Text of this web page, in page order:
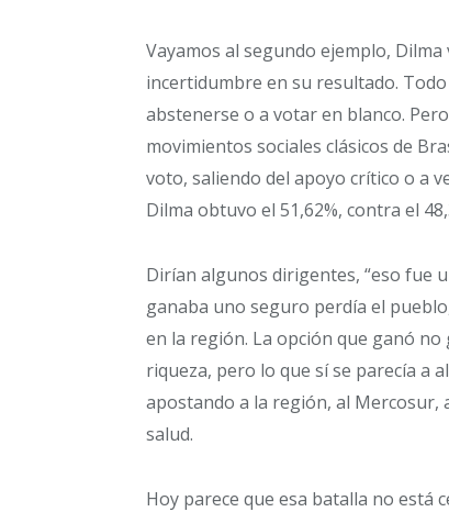
Vayamos al segundo ejemplo,
incertidumbre en su resultado.
abstenerse o a votar en blanco.
movimientos sociales clásicos de
voto, saliendo del apoyo crítico o a
Dilma obtuvo el 51,62%, contra el
Dirían algunos dirigentes, “eso fue
ganaba uno seguro perdía el
en la región. La opción que ganó
riqueza, pero lo que sí se parecía a
apostando a la región, al Mercosur,
salud.
Hoy parece que esa batalla no está